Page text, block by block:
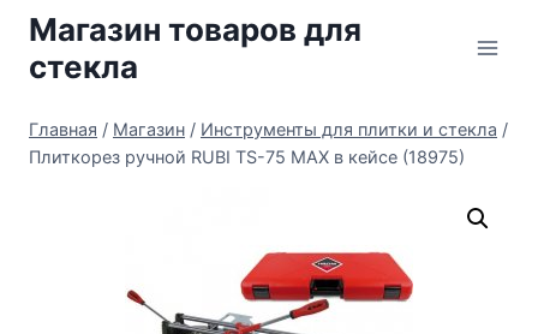
Перейти
содержимому
Магазин товаров для
стекла
Главная / Магазин / Инструменты для плитки и стекла /
Плиткорез ручной RUBI TS-75 MAX в кейсе (18975)